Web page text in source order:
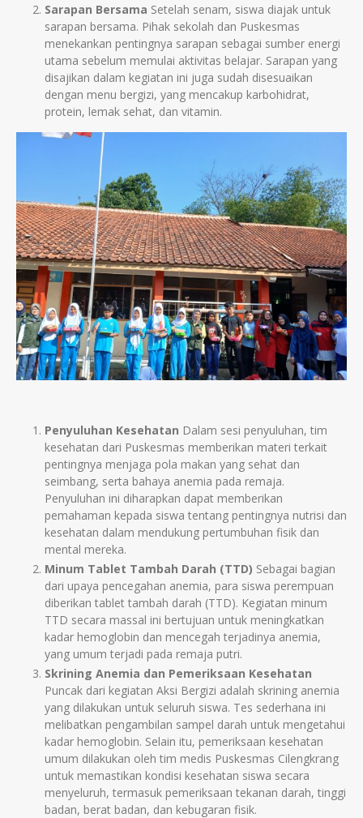
Sarapan Bersama Setelah senam, siswa diajak untuk
sarapan bersama. Pihak sekolah dan Puskesmas
menekankan pentingnya sarapan sebagai sumber energi
utama sebelum memulai aktivitas belajar. Sarapan yang
disajikan dalam kegiatan ini juga sudah disesuaikan
dengan menu bergizi, yang mencakup karbohidrat,
protein, lemak sehat, dan vitamin.
Penyuluhan Kesehatan Dalam sesi penyuluhan, tim
kesehatan dari Puskesmas memberikan materi terkait
pentingnya menjaga pola makan yang sehat dan
seimbang, serta bahaya anemia pada remaja.
Penyuluhan ini diharapkan dapat memberikan
pemahaman kepada siswa tentang pentingnya nutrisi dan
kesehatan dalam mendukung pertumbuhan fisik dan
mental mereka.
Minum Tablet Tambah Darah (TTD) Sebagai bagian
dari upaya pencegahan anemia, para siswa perempuan
diberikan tablet tambah darah (TTD). Kegiatan minum
TTD secara massal ini bertujuan untuk meningkatkan
kadar hemoglobin dan mencegah terjadinya anemia,
yang umum terjadi pada remaja putri.
Skrining Anemia dan Pemeriksaan Kesehatan
Puncak dari kegiatan Aksi Bergizi adalah skrining anemia
yang dilakukan untuk seluruh siswa. Tes sederhana ini
melibatkan pengambilan sampel darah untuk mengetahui
kadar hemoglobin. Selain itu, pemeriksaan kesehatan
umum dilakukan oleh tim medis Puskesmas Cilengkrang
untuk memastikan kondisi kesehatan siswa secara
menyeluruh, termasuk pemeriksaan tekanan darah, tinggi
badan, berat badan, dan kebugaran fisik.